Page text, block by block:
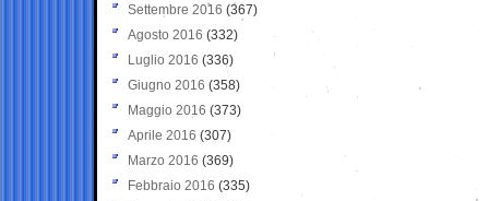
Settembre 2016 (367)
Agosto 2016 (332)
Luglio 2016 (336)
Giugno 2016 (358)
Maggio 2016 (373)
Aprile 2016 (307)
Marzo 2016 (369)
Febbraio 2016 (335)